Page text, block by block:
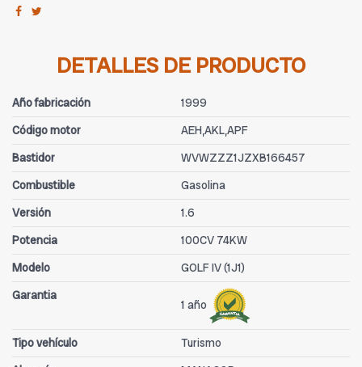
DETALLES DE PRODUCTO
Año fabricación
1999
Código motor
AEH,AKL,APF
Bastidor
WVWZZZ1JZXB166457
Combustible
Gasolina
Versión
1.6
Potencia
100CV 74KW
Modelo
GOLF IV (1J1)
Garantia
1 año
Tipo vehículo
Turismo